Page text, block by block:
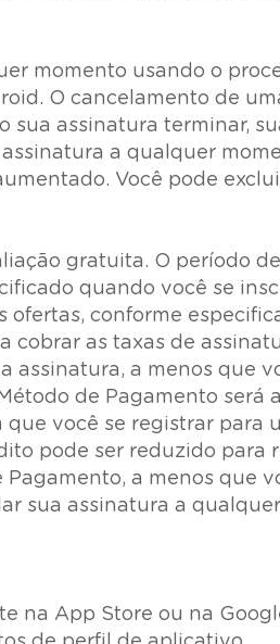
momento usando o
O cancelamento de
sua assinatura terminar,
a qualquer
Você pode
gratuita. O período
quando você se
conforme
cobrar as taxas de
a menos que
de Pagamento será
você se registrar para
pode ser reduzido para
a menos que
sua assinatura a
na App Store ou na